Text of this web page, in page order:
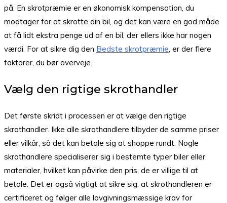
på. En skrotpræmie er en økonomisk kompensation, du
modtager for at skrotte din bil, og det kan være en god måde
at få lidt ekstra penge ud af en bil, der ellers ikke har nogen
værdi. For at sikre dig den Bedste skrotpræmie, er der flere
faktorer, du bør overveje.
Vælg den rigtige skrothandler
Det første skridt i processen er at vælge den rigtige
skrothandler. Ikke alle skrothandlere tilbyder de samme priser
eller vilkår, så det kan betale sig at shoppe rundt. Nogle
skrothandlere specialiserer sig i bestemte typer biler eller
materialer, hvilket kan påvirke den pris, de er villige til at
betale. Det er også vigtigt at sikre sig, at skrothandleren er
certificeret og følger alle lovgivningsmæssige krav for